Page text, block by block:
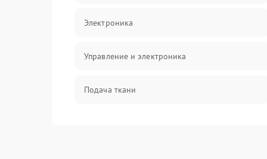
Электроника
Управление и электроника
Подача ткани